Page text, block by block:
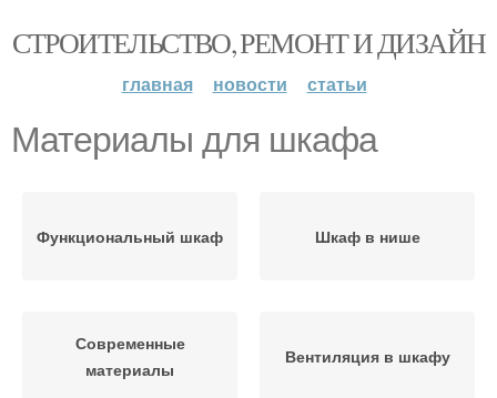
СТРОИТЕЛЬСТВО, РЕМОНТ И ДИЗАЙН
главная новости статьи
Материалы для шкафа
Функциональный шкаф Шкаф в нише
Современные
материалы
Вентиляция в шкафу